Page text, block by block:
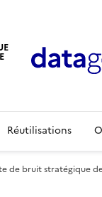
Réutilisations
de bruit stratégique